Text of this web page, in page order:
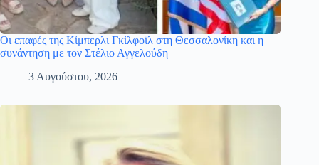
Οι επαφές της Κίμπερλι Γκίλφοϊλ στη Θεσσαλονίκη και η
συνάντηση με τον Στέλιο Αγγελούδη
3 Αυγούστου, 2026